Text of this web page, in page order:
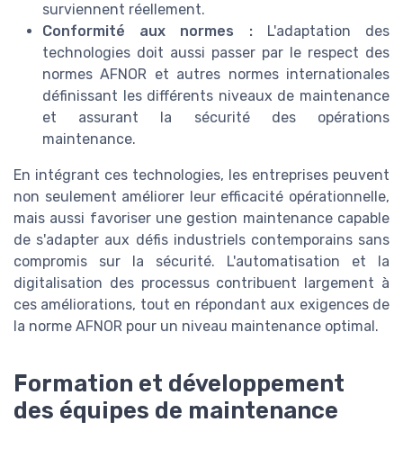
surviennent réellement.
Conformité aux normes :L'adaptation des
technologies doit aussi passer par le respect des
normes AFNOR et autres normes internationales
définissant les différents niveaux de maintenance
et assurant la sécurité des opérations
maintenance.
En intégrant ces technologies, les entreprises peuvent
non seulement améliorer leur efficacité opérationnelle,
mais aussi favoriser une gestion maintenance capable
de s'adapter aux défis industriels contemporains sans
compromis sur la sécurité. L'automatisation et la
digitalisation des processus contribuent largement à
ces améliorations, tout en répondant aux exigences de
la norme AFNOR pour un niveau maintenance optimal.
Formation et développement
des équipes de maintenance